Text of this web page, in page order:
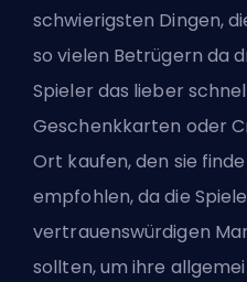
schwierigsten Dingen,
so vielen Betrügern da
Spieler das lieber
Geschenkkarten oder
Ort kaufen, den sie
empfohlen, da die
vertrauenswürdigen
sollten, um ihre